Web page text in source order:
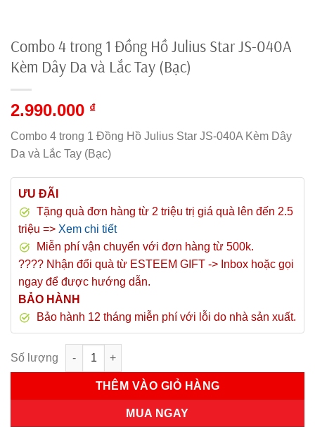
Combo 4 trong 1 Đồng Hồ Julius Star JS-040A
Kèm Dây Da và Lắc Tay (Bạc)
2.990.000 ₫
Combo 4 trong 1 Đồng Hồ Julius Star JS-040A Kèm Dây
Da và Lắc Tay (Bạc)
ƯU ĐÃI
Tặng quà đơn hàng từ 2 triệu trị giá quà lên đến 2.5
triệu => Xem chi tiết
Miễn phí vận chuyển với đơn hàng từ 500k.
???? Nhận đổi quà từ ESTEEM GIFT -> Inbox hoặc gọi
ngay để được hướng dẫn.
BẢO HÀNH
Bảo hành 12 tháng miễn phí với lỗi do nhà sản xuất.
Combo 4 trong 1 Đồng Hồ Julius Star JS-040A Kèm Dây Da và
THÊM VÀO GIỎ HÀNG
MUA NGAY